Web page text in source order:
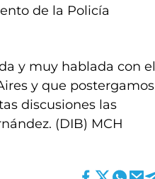
de la Policía
y muy hablada con el
y que postergamos
discusiones las
(DIB) MCH